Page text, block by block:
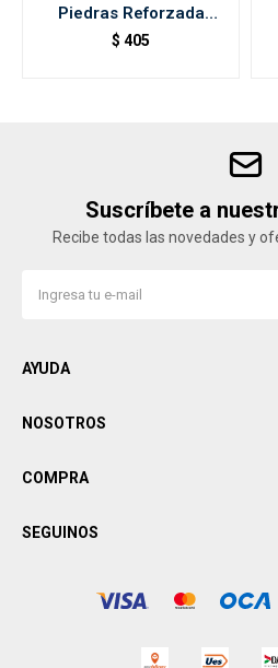
Piedras Reforzada
1200w
$ 405
Suscríbete a
Recibe todas las novedades y
AYUDA
NOSOTROS
COMPRA
SEGUINOS